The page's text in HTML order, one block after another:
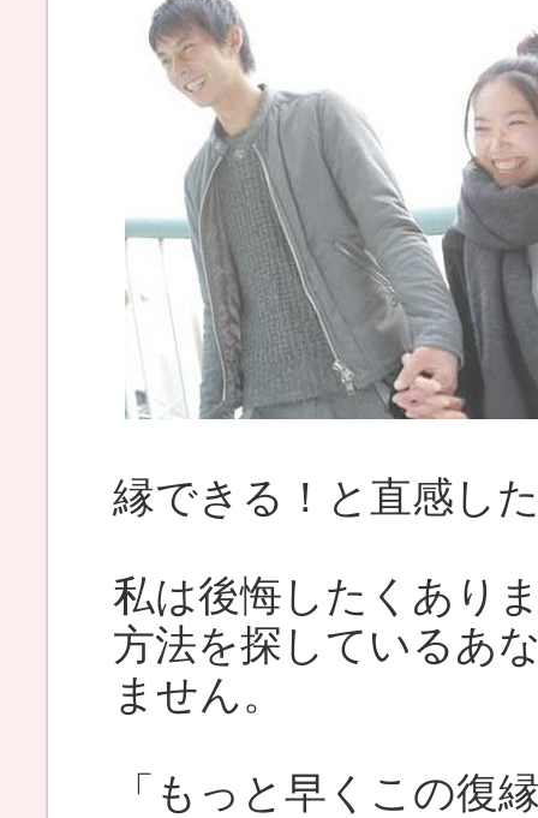
縁できる！と直感し
私は後悔したくあり
方法を探しているあ
ません。
「もっと早くこの復